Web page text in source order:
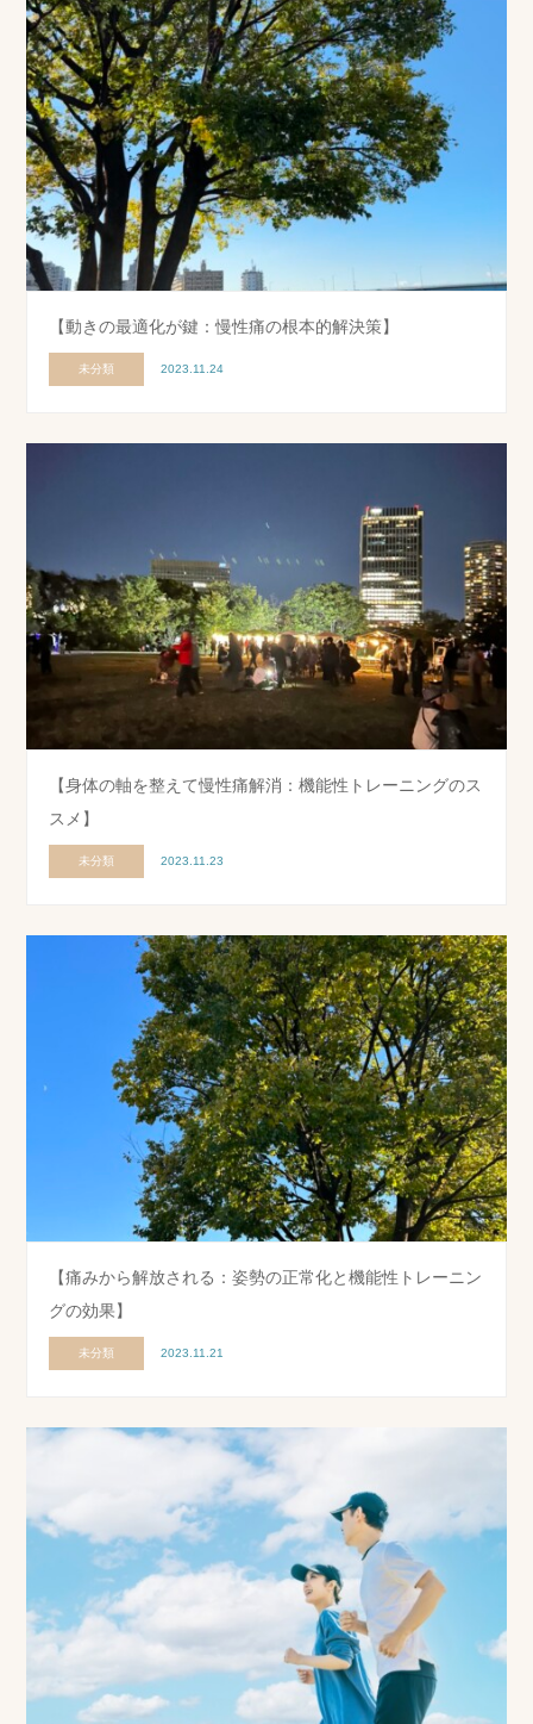
【動きの最適化が鍵：慢性痛の根本的解決策】
未分類 2023.11.24
【身体の軸を整えて慢性痛解消：機能性トレーニングのス
スメ】
未分類 2023.11.23
【痛みから解放される：姿勢の正常化と機能性トレーニン
グの効果】
未分類 2023.11.21